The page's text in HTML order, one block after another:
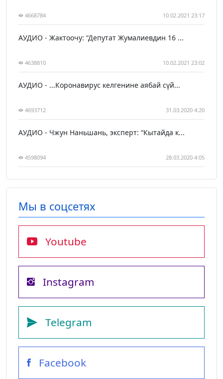
4668784 10.02.2021 23:17
АУДИО - Жактоочу: “Депутат Жумалиевдин 16 ...
4638810 10.02.2021 23:02
АУДИО - ...Коронавирус келгенине аябай сүй...
4693712 31.03.2020 4:20
АУДИО - Чжун Наньшань, эксперт: “Кытайда к...
4598094 28.03.2020 4:05
Мы в соцсетях
Youtube
Instagram
Telegram
Facebook